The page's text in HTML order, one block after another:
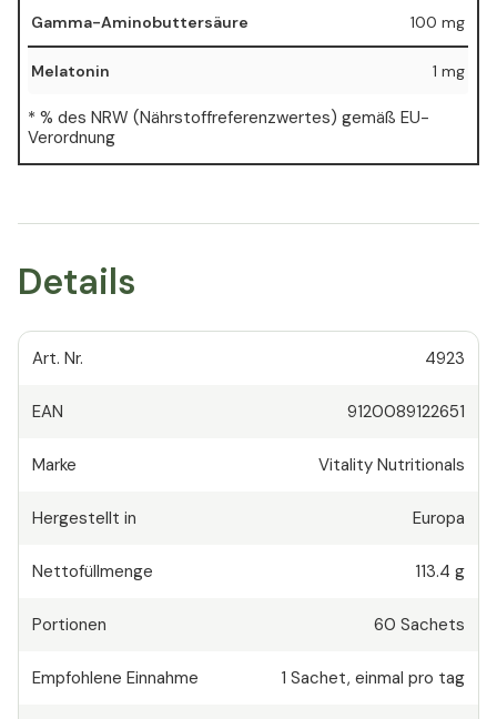
Gamma-Aminobuttersäure 100 mg
Melatonin 1 mg
* % des NRW (Nährstoffreferenzwertes) gemäß EU-
Verordnung
Details
Art. Nr. 4923
EAN 9120089122651
Marke Vitality Nutritionals
Hergestellt in Europa
Nettofüllmenge 113.4 g
Portionen 60 Sachets
Empfohlene Einnahme 1 Sachet, einmal pro tag